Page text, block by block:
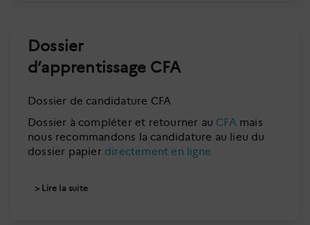
Dossier
d’apprentissage CFA
Dossier de candidature CFA
Dossier à compléter et retourner au CFAmais
nous recommandons la candidature au lieu du
dossier papier directement en ligne
Lire la suite